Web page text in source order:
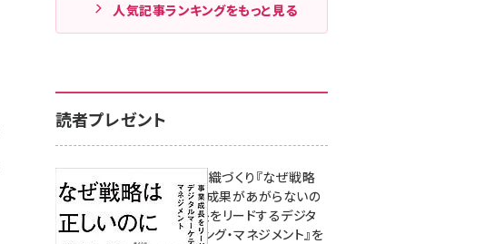
人気記事ランキングをもっと見る
読者プレゼント
成果を生む組織づくり『なぜ戦略
は正しいのに成果があがらないの
か？ 事業成長をリードするデジタ
ルマーケティング・マネジメント』を